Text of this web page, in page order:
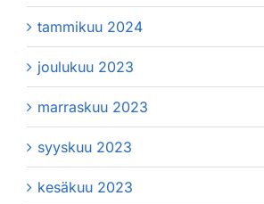
tammikuu 2024
joulukuu 2023
marraskuu 2023
syyskuu 2023
kesäkuu 2023